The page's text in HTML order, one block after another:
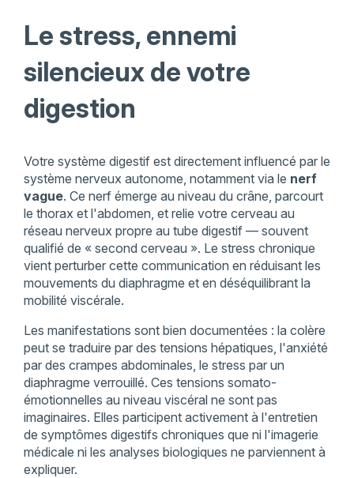
Le stress, ennemi
silencieux de votre
digestion
Votre système digestif est directement influencé par le
système nerveux autonome, notamment via le nerf
vague. Ce nerf émerge au niveau du crâne, parcourt
le thorax et l'abdomen, et relie votre cerveau au
réseau nerveux propre au tube digestif — souvent
qualifié de « second cerveau ». Le stress chronique
vient perturber cette communication en réduisant les
mouvements du diaphragme et en déséquilibrant la
mobilité viscérale.
Les manifestations sont bien documentées : la colère
peut se traduire par des tensions hépatiques, l'anxiété
par des crampes abdominales, le stress par un
diaphragme verrouillé. Ces tensions somato-
émotionnelles au niveau viscéral ne sont pas
imaginaires. Elles participent activement à l'entretien
de symptômes digestifs chroniques que ni l'imagerie
médicale ni les analyses biologiques ne parviennent à
expliquer.